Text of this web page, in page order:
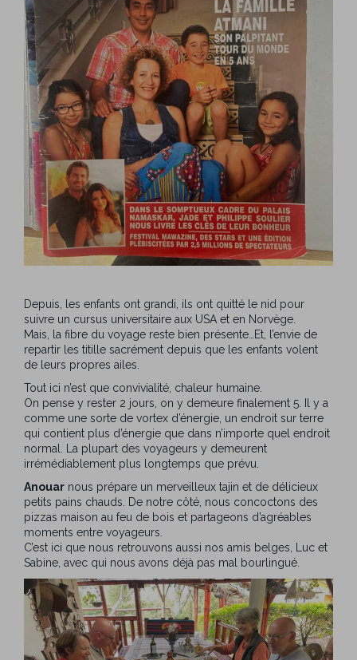
Depuis, les enfants ont grandi, ils ont quitté le nid pour
suivre un cursus universitaire aux USA et en Norvège.
Mais, la fibre du voyage reste bien présente…Et, l’envie de
repartir les titille sacrément depuis que les enfants volent
de leurs propres ailes.
Tout ici n’est que convivialité, chaleur humaine.
On pense y rester 2 jours, on y demeure finalement 5. Il y a
comme une sorte de vortex d’énergie, un endroit sur terre
qui contient plus d’énergie que dans n’importe quel endroit
normal. La plupart des voyageurs y demeurent
irrémédiablement plus longtemps que prévu.
Anouar nous prépare un merveilleux tajin et de délicieux
petits pains chauds. De notre côté, nous concoctons des
pizzas maison au feu de bois et partageons d’agréables
moments entre voyageurs.
C’est ici que nous retrouvons aussi nos amis belges, Luc et
Sabine, avec qui nous avons déjà pas mal bourlingué.